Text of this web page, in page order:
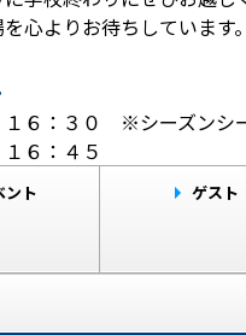
心よりお待ちしています。
１６：３０ ※シーズンシ
１６：４５
ント ゲスト